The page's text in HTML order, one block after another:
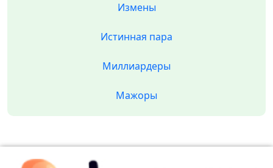
Измены
Истинная пара
Миллиардеры
Мажоры